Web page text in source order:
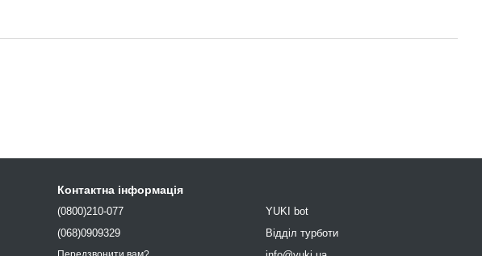
Контактна інформація
(0800)210-077
(068)0909329
YUKI bot
Відділ турботи